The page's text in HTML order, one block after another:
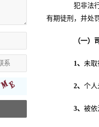
犯非法行
有期徒刑，并处
（一）
1、 未取
2、 个人
3、 被依